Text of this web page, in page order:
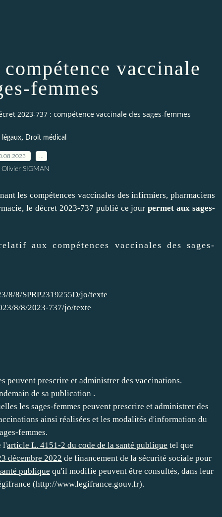
vaccinale
femmes
2023-737 : compétence vaccinale des sages-femmes
légaux, Droit médical
Olivier SIGMAN
les compétences vaccinales des infirmiers, pharmaciens
, le décret 2023-737 publié ce jourpermet aux sages-
aux compétences vaccinales des sages-
8/8/SPRP2319255D/jo/texte
8/8/2023-737/jo/texte
peuvent prescrire et administrer des vaccinations.
de sa publication .
les sages-femmes peuvent prescrire et administrer des
ainsi réalisées et les modalités d'information du
femmes.
l'article L. 4151-2 du code de la santé publique tel que
décembre 2022 de financement de la sécurité sociale pour
publique qu'il modifie peuvent être consultés, dans leur
(http://www.legifrance.gouv.fr).